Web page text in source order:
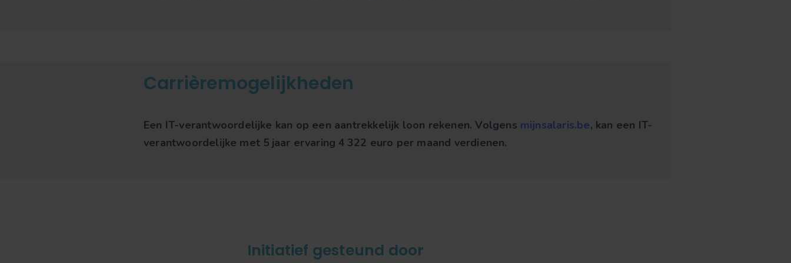
Carrièremogelijkheden
Een IT-verantwoordelijke kan op een aantrekkelijk loon rekenen. Volgens mijnsalaris.be, kan een IT-
verantwoordelijke met 5 jaar ervaring 4 322 euro per maand verdienen.
Initiatief gesteund door